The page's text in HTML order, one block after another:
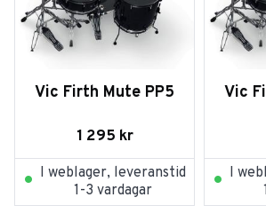
Vic Firth Mute PP5
1 295 kr
I weblager, leveranstid
1-3 vardagar
Vic
I